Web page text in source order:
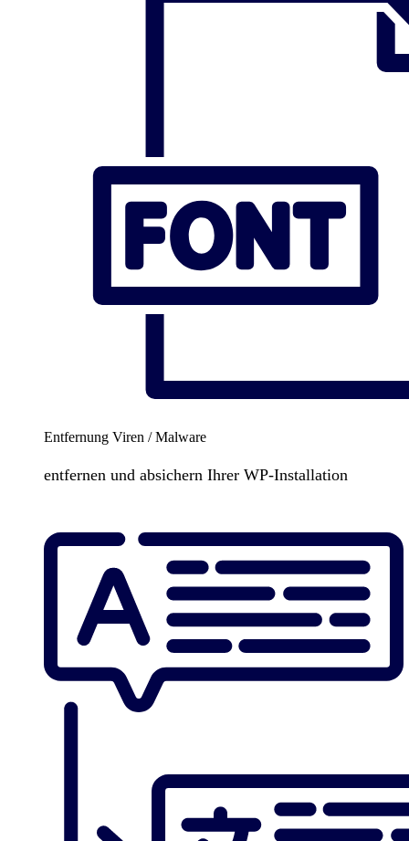
Entfernung Viren / Malware
entfernen und absichern Ihrer WP-Installation